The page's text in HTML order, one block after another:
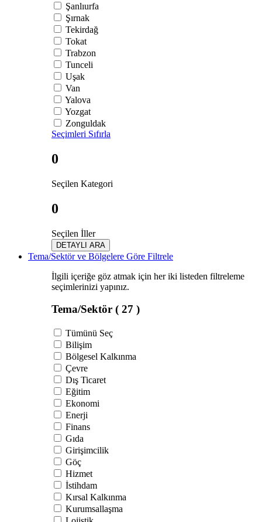
Şanlıurfa
Şırnak
Tekirdağ
Tokat
Trabzon
Tunceli
Uşak
Van
Yalova
Yozgat
Zonguldak
Seçimleri Sıfırla
0
Seçilen Kategori
0
Seçilen İller
DETAYLI ARA
Tema/Sektör ve Bölgelere Göre Filtrele
İlgili içeriğe göz atmak için her iki listeden filtreleme
seçimlerinizi yapınız.
Tema/Sektör ( 27 )
Tümünü Seç
Bilişim
Bölgesel Kalkınma
Çevre
Dış Ticaret
Eğitim
Ekonomi
Enerji
Finans
Gıda
Girişimcilik
Göç
Hizmet
İstihdam
Kırsal Kalkınma
Kurumsallaşma